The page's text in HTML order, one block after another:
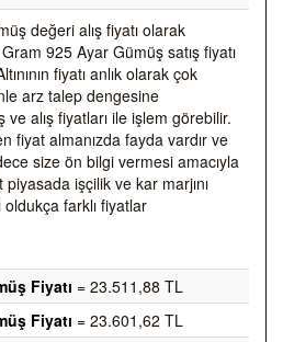
değeri alış fiyatı olarak
925 Ayar Gümüş satış fiyatı
fiyatı anlık olarak çok
arz talep dengesine
ve alış fiyatları ile işlem görebilir.
fiyat almanızda fayda vardır ve
size ön bilgi vermesi amacıyla
piyasada işçilik ve kar marjını
oldukça farklı fiyatlar
Fiyatı = 23.511,88 TL
Fiyatı = 23.601,62 TL